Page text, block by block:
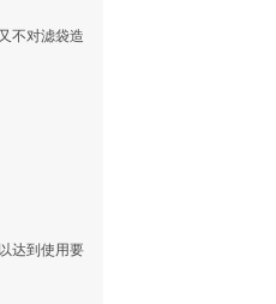
不对滤袋造
达到使用要